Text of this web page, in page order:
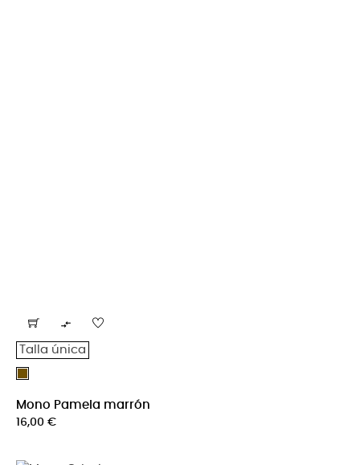

Talla única
Marrón
Mono Pamela marrón
Precio
16,00 €